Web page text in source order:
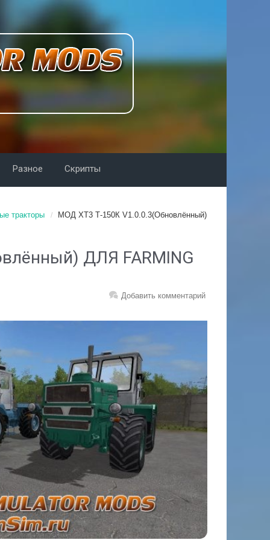
Разное Скрипты
тракторы МОД ХТ3 Т-150К V1.0.0.3(Обновлённый)
ДЛЯ FARMING
Добавить комментарий